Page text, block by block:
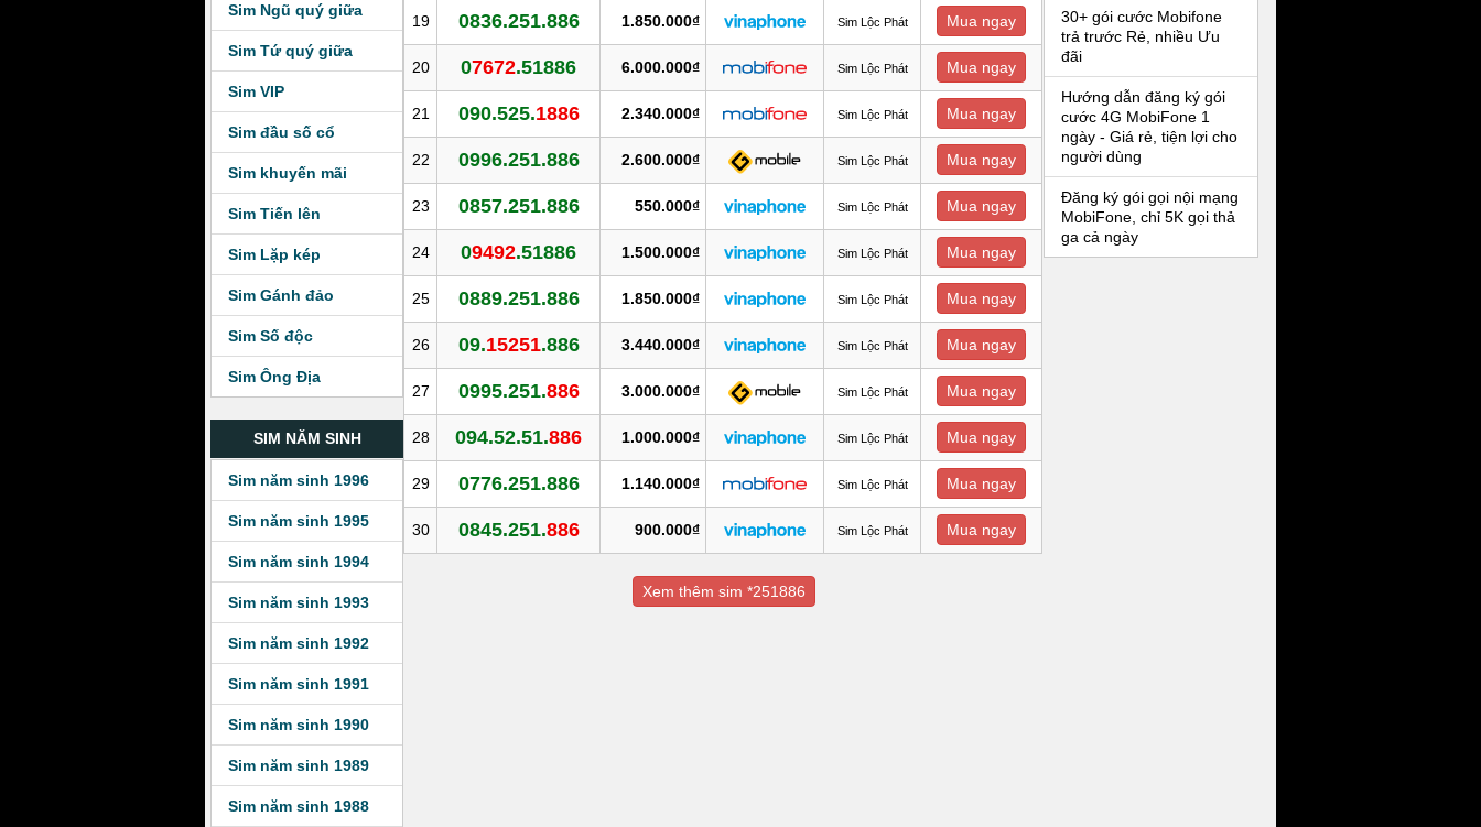
Sim Ngũ quý giữa
Sim Tứ quý giữa
Sim VIP
Sim đầu số cổ
Sim khuyến mãi
Sim Tiến lên
Sim Lặp kép
Sim Gánh đảo
Sim Số độc
Sim Ông Địa
SIM NĂM SINH
Sim năm sinh 1996
Sim năm sinh 1995
Sim năm sinh 1994
Sim năm sinh 1993
Sim năm sinh 1992
Sim năm sinh 1991
Sim năm sinh 1990
Sim năm sinh 1989
Sim năm sinh 1988
19 0836.251.886 1.850.000₫ Sim Lộc Phát Mua ngay
20 07672.51886 6.000.000₫ Sim Lộc Phát Mua ngay
21 090.525.1886 2.340.000₫ Sim Lộc Phát Mua ngay
22 0996.251.886 2.600.000₫ Sim Lộc Phát Mua ngay
23 0857.251.886 550.000₫ Sim Lộc Phát Mua ngay
24 09492.51886 1.500.000₫ Sim Lộc Phát Mua ngay
25 0889.251.886 1.850.000₫ Sim Lộc Phát Mua ngay
26 09.15251.886 3.440.000₫ Sim Lộc Phát Mua ngay
27 0995.251.886 3.000.000₫ Sim Lộc Phát Mua ngay
28 094.52.51.886 1.000.000₫ Sim Lộc Phát Mua ngay
29 0776.251.886 1.140.000₫ Sim Lộc Phát Mua ngay
30 0845.251.886 900.000₫ Sim Lộc Phát Mua ngay
Xem thêm sim *251886
30+ gói cước Mobifone
trả trước Rẻ, nhiều Ưu
đãi
Hướng dẫn đăng ký gói
cước 4G MobiFone 1
ngày - Giá rẻ, tiện lợi cho
người dùng
Đăng ký gói gọi nội mạng
MobiFone, chỉ 5K gọi thả
ga cả ngày